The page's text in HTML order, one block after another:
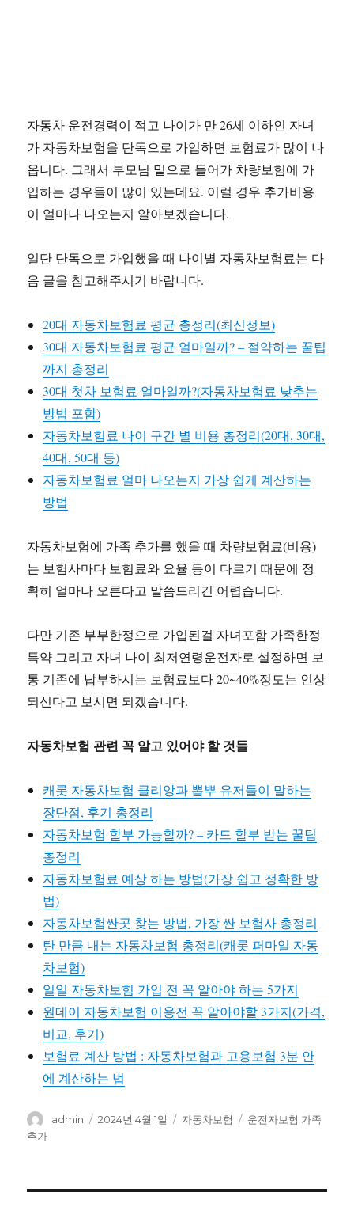
자동차 운전경력이 적고 나이가 만 26세 이하인 자녀
가 자동차보험을 단독으로 가입하면 보험료가 많이 나
옵니다. 그래서 부모님 밑으로 들어가 차량보험에 가
입하는 경우들이 많이 있는데요. 이럴 경우 추가비용
이 얼마나 나오는지 알아보겠습니다.
일단 단독으로 가입했을 때 나이별 자동차보험료는 다
음 글을 참고해주시기 바랍니다.
20대 자동차보험료 평균 총정리(최신정보)
30대 자동차보험료 평균 얼마일까? – 절약하는 꿀팁
까지 총정리
30대 첫차 보험료 얼마일까?(자동차보험료 낮추는
방법 포함)
자동차보험료 나이 구간 별 비용 총정리(20대, 30대,
40대, 50대 등)
자동차보험료 얼마 나오는지 가장 쉽게 계산하는
방법
자동차보험에 가족 추가를 했을 때 차량보험료(비용)
는 보험사마다 보험료와 요율 등이 다르기 때문에 정
확히 얼마나 오른다고 말씀드리긴 어렵습니다.
다만 기존 부부한정으로 가입된걸 자녀포함 가족한정
특약 그리고 자녀 나이 최저연령운전자로 설정하면 보
통 기존에 납부하시는 보험료보다 20~40%정도는 인상
되신다고 보시면 되겠습니다.
자동차보험 관련 꼭 알고 있어야 할 것들
캐롯 자동차보험 클리앙과 뽑뿌 유저들이 말하는
장단점, 후기 총정리
자동차보험 할부 가능할까? – 카드 할부 받는 꿀팁
총정리
자동차보험료 예상 하는 방법(가장 쉽고 정확한 방
법)
자동차보험싼곳 찾는 방법, 가장 싼 보험사 총정리
탄 만큼 내는 자동차보험 총정리(캐롯 퍼마일 자동
차보험)
일일 자동차보험 가입 전 꼭 알아야 하는 5가지
원데이 자동차보험 이용전 꼭 알아야할 3가지(가격,
비교, 후기)
보험료 계산 방법 : 자동차보험과 고용보험 3분 안
에 계산하는 법
글
admin
작
2024년 4월 1일
카
자동차보험
태
운전자보험 가족
추가